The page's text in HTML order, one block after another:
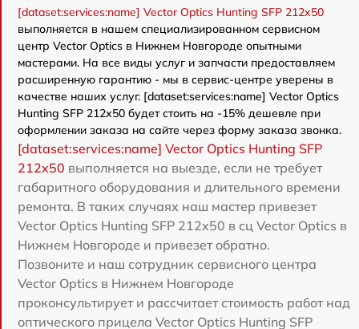
[dataset:services:name] Vector Optics Hunting SFP 212x50
выполняется в нашем специализированном сервисном
центр Vector Optics в Нижнем Новгороде опытными
мастерами. На все виды услуг и запчасти предоставляем
расширенную гарантию - мы в сервис-центре уверены в
качестве наших услуг. [dataset:services:name] Vector Optics
Hunting SFP 212x50 будет стоить на -15% дешевле при
оформлении заказа на сайте через форму заказа звонка.
[dataset:services:name] Vector Optics Hunting SFP
212x50 выполняется на выезде, если не требует
габаритного оборудования и длительного времени
ремонта. В таких случаях наш мастер привезет
Vector Optics Hunting SFP 212x50 в сц Vector Optics в
Нижнем Новгороде и привезет обратно.
Позвоните и наш сотрудник сервисного центра
Vector Optics в Нижнем Новгороде
проконсультирует и рассчитает стоимость работ над
оптического прицела Vector Optics Hunting SFP